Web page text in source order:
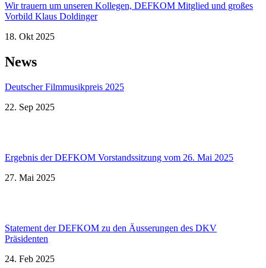
Wir trauern um unseren Kollegen, DEFKOM Mitglied und großes
Vorbild Klaus Doldinger
18. Okt 2025
News
Deutscher Filmmusikpreis 2025
22. Sep 2025
Ergebnis der DEFKOM Vorstandssitzung vom 26. Mai 2025
27. Mai 2025
Statement der DEFKOM zu den Äusserungen des DKV
Präsidenten
24. Feb 2025